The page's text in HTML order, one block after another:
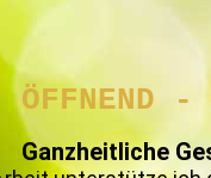
-ÖFFNEND -
Ganzheitliche